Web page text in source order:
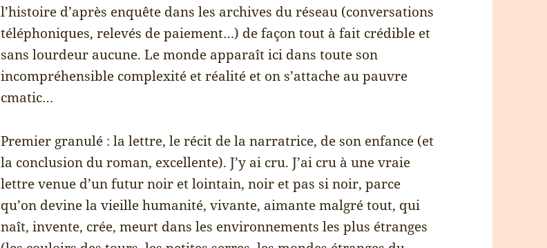
l’histoire d’après enquête dans les archives du réseau (conversations
téléphoniques, relevés de paiement…) de façon tout à fait crédible et
sans lourdeur aucune. Le monde apparaît ici dans toute son
incompréhensible complexité et réalité et on s’attache au pauvre
cmatic…
Premier granulé : la lettre, le récit de la narratrice, de son enfance (et
la conclusion du roman, excellente). J’y ai cru. J’ai cru à une vraie
lettre venue d’un futur noir et lointain, noir et pas si noir, parce
qu’on devine la vieille humanité, vivante, aimante malgré tout, qui
naît, invente, crée, meurt dans les environnements les plus étranges